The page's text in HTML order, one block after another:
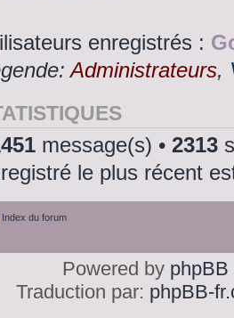
enregistrés :
Administrateurs,
message(s) • 2313
le plus récent
Index du forum
Powered by phpBB
Traduction par: phpBB-